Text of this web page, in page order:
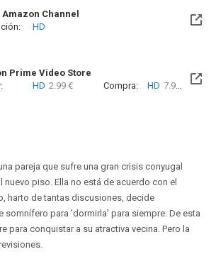
Amazon Channel
HD
Prime Video Store
HD 2.99 € Compra: HD 7.99 €
pareja que sufre una gran crisis conyugal
nuevo piso. Ella no está de acuerdo con el
harto de tantas discusiones, decide
somnífero para 'dormirla' para siempre. De esta
para conquistar a su atractiva vecina. Pero la